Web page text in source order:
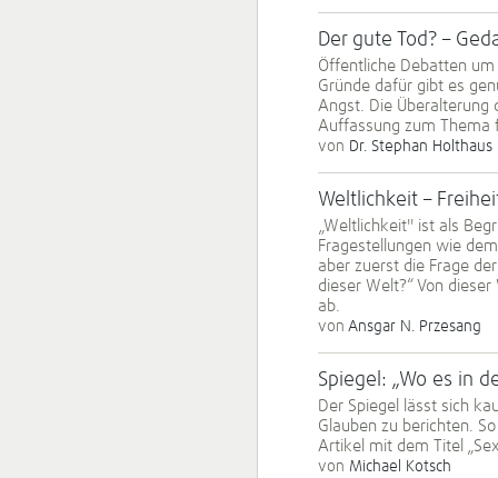
Der gute Tod? –
Öffentliche Debatten
Gründe dafür gibt es
Angst. Die Überalterung
Auffassung zum Thema
von Dr. Stephan Holthaus
Weltlichkeit –
„Weltlichkeit" ist als
Fragestellungen wie
aber zuerst die Frage
dieser Welt?“ Von
ab.
von Ansgar N. Przesang
Spiegel: „Wo es in
Der Spiegel lässt sich
Glauben zu berichten.
Artikel mit dem Titel
von Michael Kotsch